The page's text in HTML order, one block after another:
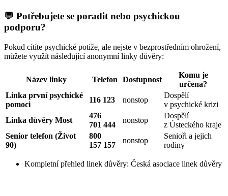
💬 Potřebujete se poradit nebo psychickou
podporu?
Pokud cítíte psychické potíže, ale nejste v bezprostředním ohrožení,
můžete využít následující anonymní linky důvěry:
Název linky Telefon Dostupnost
Komu je
určena?
Linka první psychické
pomoci
116 123 nonstop
Dospělí
v psychické krizi
Linka důvěry Most
476
701 444
nonstop
Dospělí
z Ústeckého kraje
Senior telefon (Život
90)
800
157 157
nonstop
Senioři a jejich
rodiny
Kompletní přehled linek důvěry: Česká asociace linek důvěry